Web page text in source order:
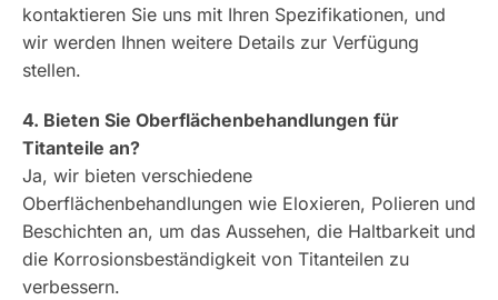
kontaktieren Sie uns mit Ihren Spezifikationen, und
wir werden Ihnen weitere Details zur Verfügung
stellen.
4. Bieten Sie Oberflächenbehandlungen für
Titanteile an?
Ja, wir bieten verschiedene
Oberflächenbehandlungen wie Eloxieren, Polieren und
Beschichten an, um das Aussehen, die Haltbarkeit und
die Korrosionsbeständigkeit von Titanteilen zu
verbessern.